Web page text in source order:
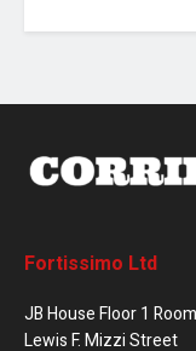
Fortissimo Ltd
JB House Floor 1
Lewis F. Mizzi Street